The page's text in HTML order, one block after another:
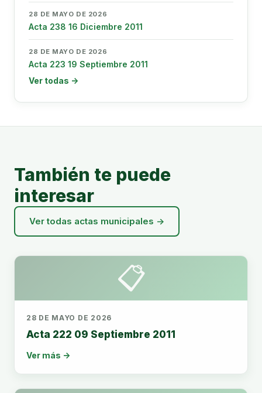
28 DE MAYO DE 2026
Acta 238 16 Diciembre 2011
28 DE MAYO DE 2026
Acta 223 19 Septiembre 2011
Ver todas →
También te puede
interesar
Ver todas actas municipales →
📋
28 DE MAYO DE 2026
Acta 222 09 Septiembre 2011
Ver más →